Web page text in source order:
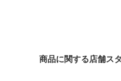
商品に関する店舗ス